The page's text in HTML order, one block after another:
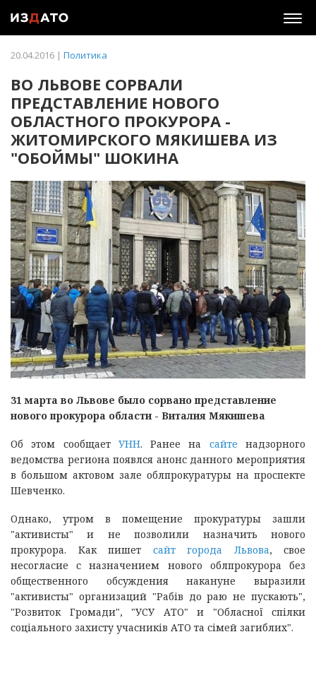
20.04.2016 | Политика
ВО ЛЬВОВЕ СОРВАЛИ
ПРЕДСТАВЛЕНИЕ НОВОГО
ОБЛАСТНОГО ПРОКУРОРА -
ЖИТОМИРСКОГО МЯКИШЕВА ИЗ
"ОБОЙМЫ" ШОКИНА
31 марта во Львове было сорвано представление
нового прокурора области - Виталия Мякишева
Об этом сообщает УНН. Ранее на сайтенадзорного
ведомства региона появлся анонс данного мероприятия
в большом актовом зале облпрокуратуры на проспекте
Шевченко.
Однако, утром в помещение прокуратуры зашли
"активисты" и не позволили назначить нового
прокурора. Как пишет сайт города Львова, свое
несогласие с назначением нового облпрокурора без
общественного обсуждения накануне выразили
"активисты" организаций "Рабів до раю не пускають",
"Розвиток Громади", "УСУ АТО" и "Обласної спілки
соціального захисту учасників АТО та сімей загиблих".